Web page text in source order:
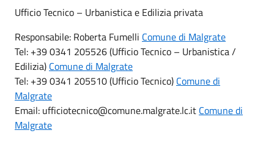
Ufficio Tecnico – Urbanistica e Edilizia privata
Responsabile: Roberta Fumelli Comune di Malgrate
Tel: +39 0341 205526 (Ufficio Tecnico – Urbanistica /
Edilizia) Comune di Malgrate
Tel: +39 0341 205510 (Ufficio Tecnico) Comune di
Malgrate
Email: ufficiotecnico@comune.malgrate.lc.it Comune di
Malgrate